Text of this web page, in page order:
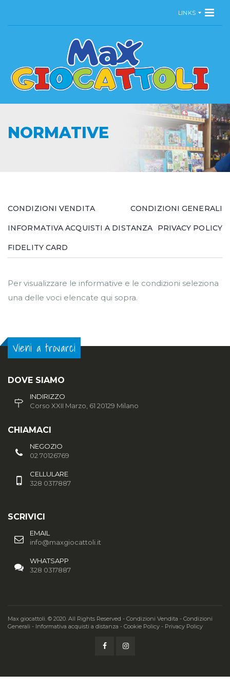
LINKS
NORMATIVE
CONDIZIONI VENDITA CONDIZIONI GENERALI
INFORMATIVA ACQUISTI A DISTANZA PRIVACY POLICY
FIDELITY CARD
Per visualizzare le informative e le condizioni seleziona
una delle voci elencate qui sopra.
Vieni a trovarci
DOVE SIAMO
INDIRIZZO
Corso XXII Marzo, 61 20129 Milano
CHIAMACI
NEGOZIO
02 70126769
CELLULARE
328 0317887
SCRIVICI
EMAIL
info@maxgiocattoli.it
WHATSAPP
328 0317887
Max giocattoli. © 2020. All Rights Reserved - Condizioni Vendita - Condizioni
Generali - Informativa acquisti a distanza - Cookie Policy - Privacy Policy